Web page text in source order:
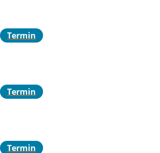
Termin
Termin
Termin